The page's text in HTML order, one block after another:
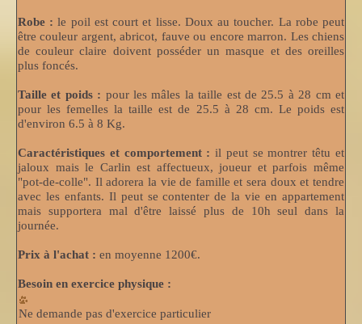
Robe : le poil est court et lisse. Doux au toucher. La robe peut
être couleur argent, abricot, fauve ou encore marron. Les chiens
de couleur claire doivent posséder un masque et des oreilles
plus foncés.
Taille et poids : pour les mâles la taille est de 25.5 à 28 cm et
pour les femelles la taille est de 25.5 à 28 cm. Le poids est
d'environ 6.5 à 8 Kg.
Caractéristiques et comportement : il peut se montrer têtu et
jaloux mais le Carlin est affectueux, joueur et parfois même
"pot-de-colle". Il adorera la vie de famille et sera doux et tendre
avec les enfants. Il peut se contenter de la vie en appartement
mais supportera mal d'être laissé plus de 10h seul dans la
journée.
Prix à l'achat : en moyenne 1200€.
Besoin en exercice physique :
Ne demande pas d'exercice particulier